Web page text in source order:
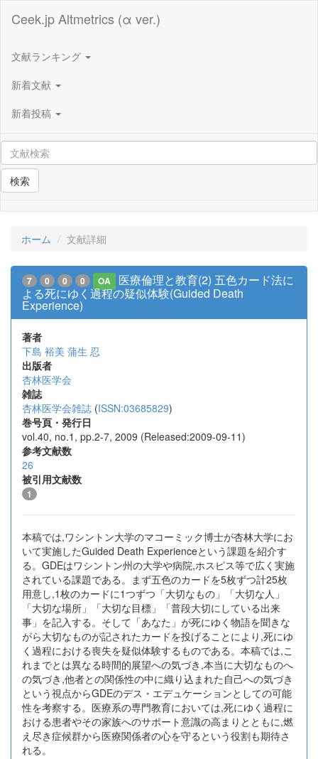
Ceek.jp Altmetrics (α ver.)
文献ランキング
新着文献
新着投稿
検索
ホーム 文献詳細
7 0 0 0 OA
医療倫理と教育(2) 五色カード法に
よる死にゆく過程の疑似体験(Guided Death
Experience)
著者
下島 裕美 蒲生 忍
出版者
杏林医学会
雑誌
杏林医学会雑誌 (ISSN:03685829)
巻号頁・発行日
vol.40, no.1, pp.2-7, 2009 (Released:2009-09-11)
参考文献数
26
被引用文献数
1
本稿では,ワシントン大学のマコーミック博士が杏林大学にお
いて実施したGuided Death Experienceという課題を紹介す
る。GDEはワシントン州の大学や病院,ホスピス等で広く実施
されている課題である。まず五色のカードを5枚ずつ計25枚
用意し,1枚のカードに1つずつ「大切なもの」「大切な人」
「大切な場所」「大切な目標」「普段大切にしている出来
事」を記入する。そして「あなた」が死にゆく物語を聞きな
がら大切なものが記されたカードを投げることにより,死にゆ
く過程における喪失を疑似体験するものである。本稿では,こ
れまでとは異なる時間的展望への気づき,本当に大切なものへ
の気づき,他者との関係性の中に織り込まれた自己への気づき
という視点からGDEのデス・エデュケーションとしての可能
性を考察する。医療系の専門教育においては,死にゆく過程に
おける患者やその家族へのサポート意識の高まりとともに,燃
え尽き症候群から医療関係者の心を守るという役割も期待さ
れる。